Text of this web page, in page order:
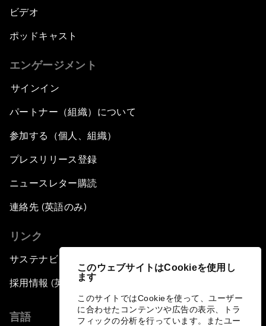
このウェブサイトはCookieを使用し
ます
このサイトではCookieを使って、ユーザー
に合わせたコンテンツや広告の表示、トラ
フィックの分析を行っています。またユー
ビデオ
ポッドキャスト
エンゲージメント
サインイン
パートナー（組織）について
参加する（個人、組織）
プレスリリース登録
ニュースレター購読
連絡先 (英語のみ)
リンク
サステナビリティへの取り組み
採用情報 (英語のみ)
言語